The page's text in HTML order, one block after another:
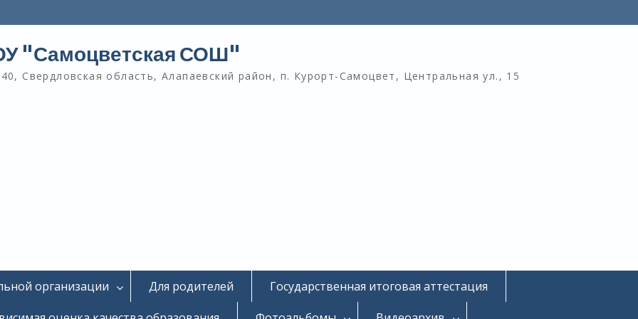
"Самоцветская СОШ"
Свердловская область, Алапаевский район, п. Курорт-Самоцвет, Центральная ул., 15
организации Для родителей
Государственная итоговая аттестация